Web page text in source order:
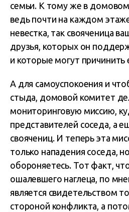
семьи. К тому же в
ведь почти на каждом
невестка, так свояченица
друзья, которых он
и которые могут
А для самоуспокоения и
стыда, домовой комитет
мониторинговую миссию,
представителей соседа, а
своячениц. И теперь эта
только нападения соседа,
обороняетесь. Тот факт,
ошалевшего наглеца, по
является свидетельством
стороной конфликта, а